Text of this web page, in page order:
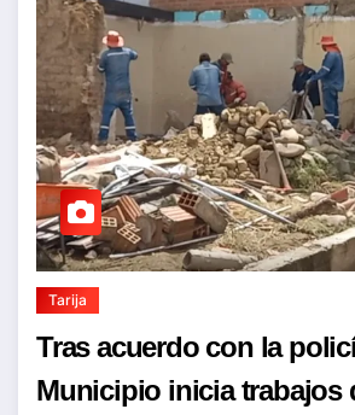
Tarija
Tras acuerdo con la
Municipio inicia trabajos